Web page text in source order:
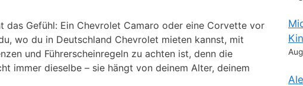
das Gefühl: Ein Chevrolet Camaro oder eine Corvette vor
wo du in Deutschland Chevrolet mieten kannst, mit
und Führerscheinregeln zu achten ist, denn die
immer dieselbe – sie hängt von deinem Alter, deinem